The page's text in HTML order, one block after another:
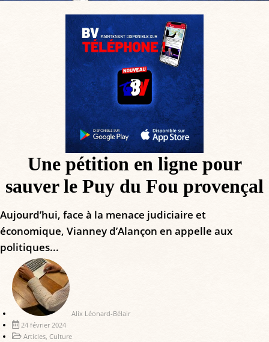
Une pétition en ligne pour
sauver le Puy du Fou provençal
Aujourd’hui, face à la menace judiciaire et
économique, Vianney d’Alançon en appelle aux
politiques...
Alix Léonard-Bélair
24 février 2024
Articles, Culture